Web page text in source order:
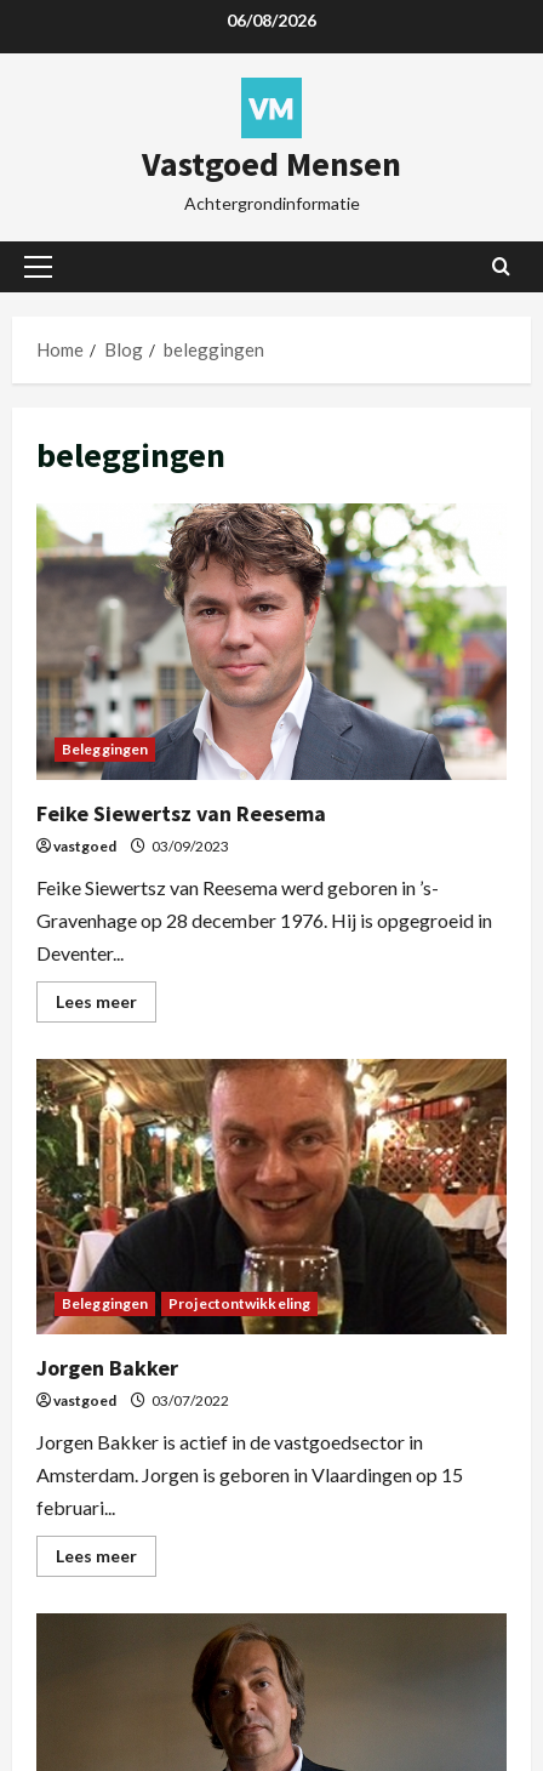
06/08/2026
Vastgoed Mensen
Achtergrondinformatie
Home Blog beleggingen
beleggingen
Beleggingen
Feike Siewertsz van Reesema
vastgoed 03/09/2023
Feike Siewertsz van Reesema werd geboren in ’s-
Gravenhage op 28 december 1976. Hij is opgegroeid in
Deventer...
Lees meer
Beleggingen Projectontwikkeling
Jorgen Bakker
vastgoed 03/07/2022
Jorgen Bakker is actief in de vastgoedsector in
Amsterdam. Jorgen is geboren in Vlaardingen op 15
februari...
Lees meer